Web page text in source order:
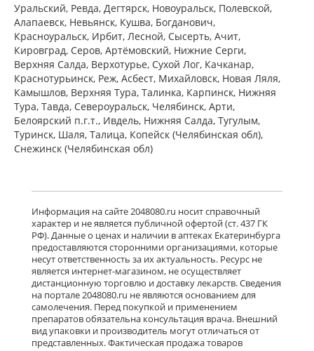
Венарус (табл. п. плен. о. 50 мг+450
мг № 30) Алиум АО (Московская
обл,.рп. Оболенск) Россия
есть в 1 аптеках
от 1 183,00 до 1 183,00
Венарус (табл. п. плен. о. 50 мг+450
мг № 60) Алиум АО (Московская
обл,.рп. Оболенск) Россия
есть в 1 аптеках
Детралекс (табл. п. плен. о. 1000 мг
№ 60) Лаборатории Сервье
Индастри Франция Сервье РУС ООО
Россия
есть в 1 аптеках
от 3 232,00 до 3 232,00
Флебавен (табл. п. плен. о. 500 мг №
32) КРКА-Рус ООО Россия
есть в 1 аптеках
от 920,00 до 920,00
Уральский, Ревда, Дегтярск, Новоуральск, Полевской,
Алапаевск, Невьянск, Кушва, Богданович,
Красноуральск, Ирбит, Лесной, Сысерть, Ачит,
Кировград, Серов, Артёмовский, Нижние Cерги,
Верхняя Салда, Верхотурье, Сухой Лог, Качканар,
Краснотурьинск, Реж, Асбест, Михайловск, Новая Ляля,
Камышлов, Верхняя Тура, Талинка, Карпинск, Нижняя
Тура, Тавда, Североуральск, Челябинск, Арти,
Белоярский п.г.т., Ивдель, Нижняя Салда, Тугулым,
Туринск, Шаля, Талица, Копейск (Челябинская обл),
Снежинск (Челябинская обл)
Информация на сайте 2048080.ru носит справочный
характер и не является публичной офертой (ст. 437 ГК
РФ). Данные о ценах и наличии в аптеках Екатеринбурга
предоставляются сторонними организациями, которые
несут ответственность за их актуальность. Ресурс не
является интернет-магазином, не осуществляет
дистанционную торговлю и доставку лекарств. Сведения
на портале 2048080.ru не являются основанием для
самолечения. Перед покупкой и применением
препаратов обязательна консультация врача. Внешний
вид упаковки и производитель могут отличаться от
представленных. Фактическая продажа товаров